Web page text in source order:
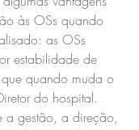
às OSs quando
as OSs
estabilidade de
quando muda o
do hospital.
a gestão, a direção,